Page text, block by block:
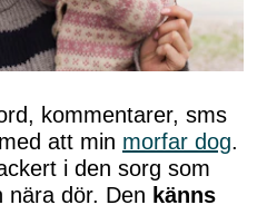
kommentarer, sms
att min morfar dog.
i den sorg som
nära dör. Den känns